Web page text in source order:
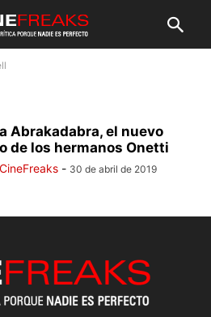
Abrakadabra, el nuevo
de los hermanos Onetti
- 30 de abril de 2019